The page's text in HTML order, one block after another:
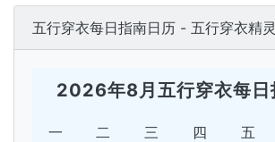
五行穿衣每日指南日历 - 五行穿衣精灵
2026年8月五行穿衣每日
一 二 三 四 五